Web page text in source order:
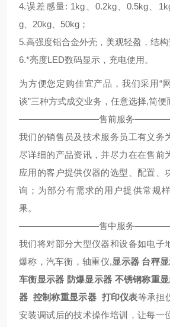
4.误差感量: 1kg、0.2kg、0.5kg、
g、20kg、50kg；
5.高强度铝合金外壳，美观轻盈，结构
6.*亮度LED数码显示，充电使用。
为方便您定购佳宜产品，我们采用“
谈”三种方式成交业务，任意选择,简便
—————————售前服务
我们的销售员及技术服务员工有义务
尽详细的产品资讯，并尽力在在售前
应用的客户提供仪器的选型、配置、
询；为部分有需求的用户提供常规
果。
—————————售中服务
我们将对部分大型仪器和设备如电子
爆称，汽车衡，轴重仪,显示器 台秤
车衡显示器 防爆显示器 不锈钢称重
器 控制称重显示器 打印仪表等承担
安装调试后的技术操作培训，让每一